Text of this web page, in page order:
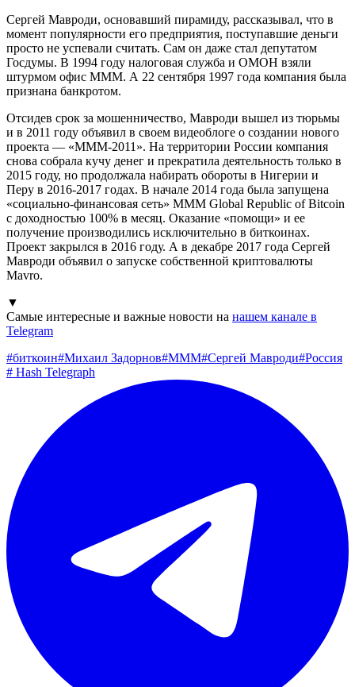
Сергей Мавроди, основавший пирамиду, рассказывал, что в
момент популярности его предприятия, поступавшие деньги
просто не успевали считать. Сам он даже стал депутатом
Госдумы. В 1994 году налоговая служба и ОМОН взяли
штурмом офис МММ. А 22 сентября 1997 года компания была
признана банкротом.
Отсидев срок за мошенничество, Мавроди вышел из тюрьмы
и в 2011 году объявил в своем видеоблоге о создании нового
проекта — «МММ-2011». На территории России компания
снова собрала кучу денег и прекратила деятельность только в
2015 году, но продолжала набирать обороты в Нигерии и
Перу в 2016-2017 годах. В начале 2014 года была запущена
«социально-финансовая сеть» MMM Global Republic of Bitcoin
с доходностью 100% в месяц. Оказание «помощи» и ее
получение производились исключительно в биткоинах.
Проект закрылся в 2016 году. А в декабре 2017 года Сергей
Мавроди объявил о запуске собственной криптовалюты
Mavro.
▼
Самые интересные и важные новости на нашем канале в
Telegram
#биткоин#Михаил Задорнов#МММ#Сергей Мавроди#Россия
# Hash Telegraph